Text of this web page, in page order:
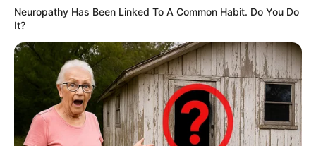
Neuropathy Has Been Linked To A Common Habit. Do You Do
It?